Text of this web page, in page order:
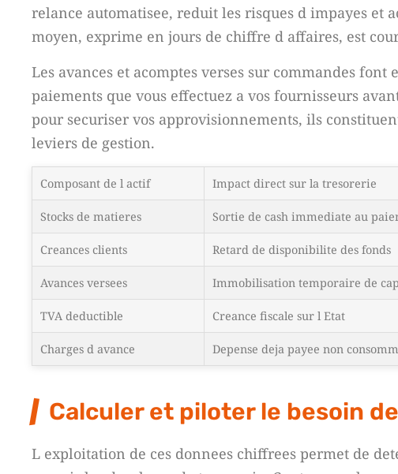
relance automatisee, reduit les risques d impayes et
moyen, exprime en jours de chiffre d affaires, est
Les avances et acomptes verses sur commandes
paiements que vous effectuez a vos fournisseurs
pour securiser vos approvisionnements, ils
leviers de gestion.
Composant de l actif Impact direct sur la tresorerie
Stocks de matieres Sortie de cash immediate au
Creances clients Retard de disponibilite des fonds
Avances versees Immobilisation temporaire de
TVA deductible Creance fiscale sur l Etat
Charges d avance Depense deja payee non
Calculer et piloter le besoin
L exploitation de ces donnees chiffrees permet de